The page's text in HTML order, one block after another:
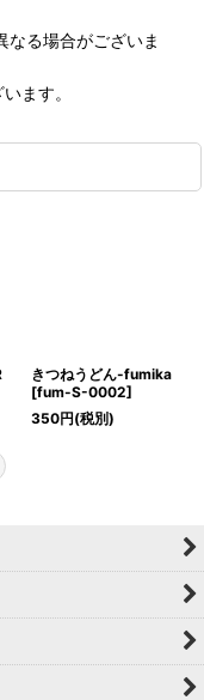
なる場合がございま
ます。
きつねうどん-fumika
[fum-S-0002]
350円(税別)